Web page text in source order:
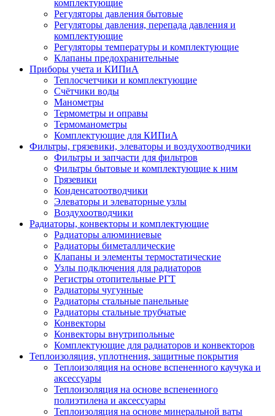
комплектующие
Регуляторы давления бытовые
Регуляторы давления, перепада давления и
комплектующие
Регуляторы температуры и комплектующие
Клапаны предохранительные
Приборы учета и КИПиА
Теплосчетчики и комплектующие
Счётчики воды
Манометры
Термометры и оправы
Термоманометры
Комплектующие для КИПиА
Фильтры, грязевики, элеваторы и воздухоотводчики
Фильтры и запчасти для фильтров
Фильтры бытовые и комплектующие к ним
Грязевики
Конденсатоотводчики
Элеваторы и элеваторные узлы
Воздухоотводчики
Радиаторы, конвекторы и комплектующие
Радиаторы алюминиевые
Радиаторы биметаллические
Клапаны и элементы термостатические
Узлы подключения для радиаторов
Регистры отопительные РГТ
Радиаторы чугунные
Радиаторы стальные панельные
Радиаторы стальные трубчатые
Конвекторы
Конвекторы внутрипольные
Комплектующие для радиаторов и конвекторов
Теплоизоляция, уплотнения, защитные покрытия
Теплоизоляция на основе вспененного каучука и
аксессуары
Теплоизоляция на основе вспененного
полиэтилена и аксессуары
Теплоизоляция на основе минеральной ваты